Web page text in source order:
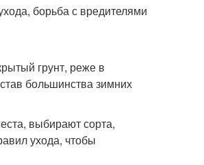
борьба с вредителями
грунт, реже в
большинства зимних
выбирают сорта,
ухода, чтобы